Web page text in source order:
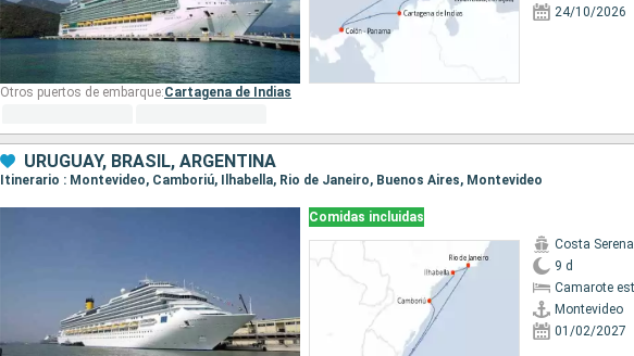
24/10/2026
Otros puertos de embarque:Cartagena de Indias
URUGUAY, BRASIL, ARGENTINA
Itinerario : Montevideo, Camboriú, Ilhabella, Rio de Janeiro, Buenos Aires, Montevideo
Comidas incluidas
Costa Serena
9 d
Camarote
Montevideo
01/02/2027